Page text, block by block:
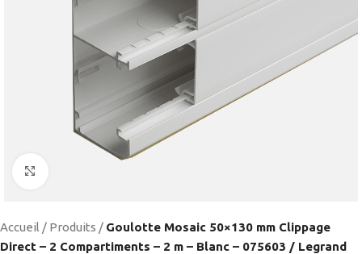
Accueil / Produits / Goulotte Mosaic 50×130 mm Clippage
Direct – 2 Compartiments – 2 m – Blanc – 075603 / Legrand